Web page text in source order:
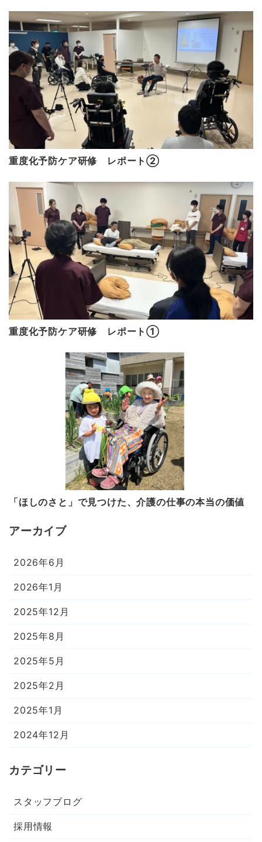
重度化予防ケア研修 レポート②
重度化予防ケア研修 レポート①
「ほしのさと」で見つけた、介護の仕事の本当の価値
アーカイブ
2026年6月
2026年1月
2025年12月
2025年8月
2025年5月
2025年2月
2025年1月
2024年12月
カテゴリー
スタッフブログ
採用情報